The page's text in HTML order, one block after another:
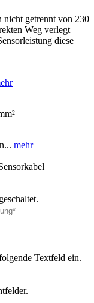
nicht getrennt von 230
Weg verlegt
diese
mehr
Textfeld ein.